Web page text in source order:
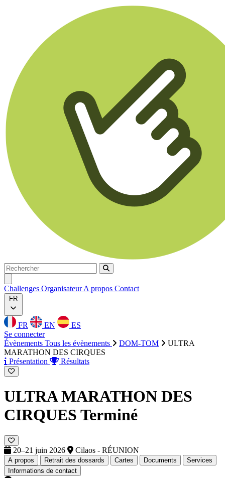
Rechercher
Rechercher
Challenges OrganisateurA propos Contact
FR
FR EN
ES
Se connecter
Évènements Tous les évènements DOM-TOM
ULTRA
MARATHON DES CIRQUES
Présentation
Résultats
ULTRA MARATHON DES
CIRQUES Terminé
20–21 juin 2026 Cilaos - RÉUNION
A propos Retrait des dossards Cartes Documents
Services
Informations de contact